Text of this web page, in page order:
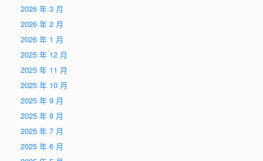
2026 年 3 月
2026 年 2 月
2026 年 1 月
2025 年 12 月
2025 年 11 月
2025 年 10 月
2025 年 9 月
2025 年 8 月
2025 年 7 月
2025 年 6 月